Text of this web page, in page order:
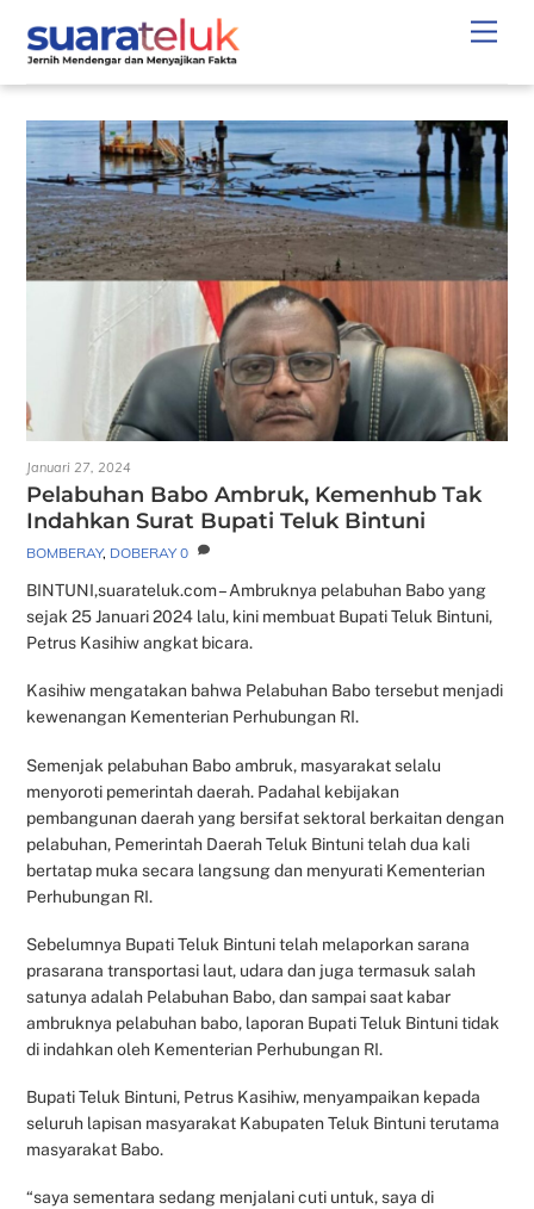
content
Januari 27, 2024
Pelabuhan Babo Ambruk, Kemenhub Tak
Indahkan Surat Bupati Teluk Bintuni
BOMBERAY, DOBERAY 0
BINTUNI,suarateluk.com – Ambruknya pelabuhan Babo yang
sejak 25 Januari 2024 lalu, kini membuat Bupati Teluk Bintuni,
Petrus Kasihiw angkat bicara.
Kasihiw mengatakan bahwa Pelabuhan Babo tersebut menjadi
kewenangan Kementerian Perhubungan RI.
Semenjak pelabuhan Babo ambruk, masyarakat selalu
menyoroti pemerintah daerah. Padahal kebijakan
pembangunan daerah yang bersifat sektoral berkaitan dengan
pelabuhan, Pemerintah Daerah Teluk Bintuni telah dua kali
bertatap muka secara langsung dan menyurati Kementerian
Perhubungan RI.
Sebelumnya Bupati Teluk Bintuni telah melaporkan sarana
prasarana transportasi laut, udara dan juga termasuk salah
satunya adalah Pelabuhan Babo, dan sampai saat kabar
ambruknya pelabuhan babo, laporan Bupati Teluk Bintuni tidak
di indahkan oleh Kementerian Perhubungan RI.
Bupati Teluk Bintuni, Petrus Kasihiw, menyampaikan kepada
seluruh lapisan masyarakat Kabupaten Teluk Bintuni terutama
masyarakat Babo.
“saya sementara sedang menjalani cuti untuk, saya di